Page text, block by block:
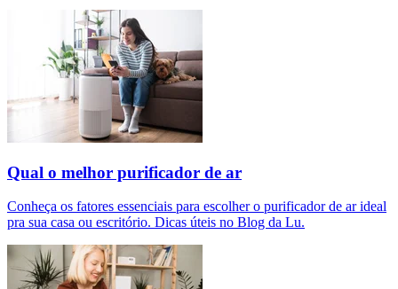
Qual o melhor purificador de ar​
Conheça os fatores essenciais para escolher o purificador de ar ideal
pra sua casa ou escritório. Dicas úteis no Blog da Lu.